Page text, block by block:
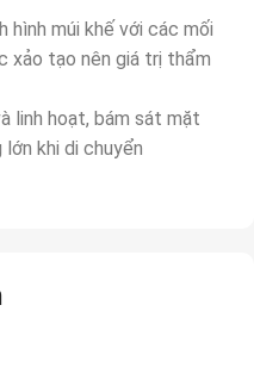
hình múi khế với các mối
xảo tạo nên giá trị thẩm
linh hoạt, bám sát mặt
khi di chuyển